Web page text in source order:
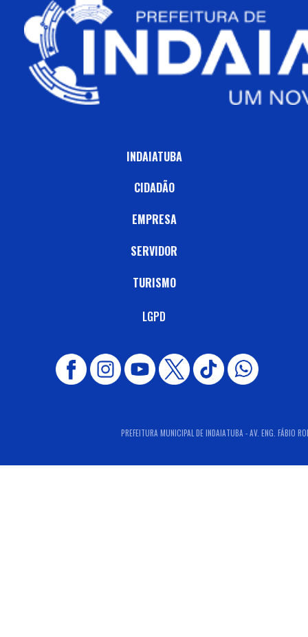
INDAIATUBA
CIDADÃO
EMPRESA
SERVIDOR
TURISMO
LGPD
PREFEITURA MUNICIPAL DE INDAIATUBA - AV. ENG. FÁBIO